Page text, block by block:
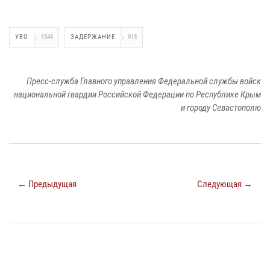
УВО 1549 ЗАДЕРЖАНИЕ 913
Пресс-служба Главного управления Федеральной службы войск
национальной гвардии Российской Федерации по Республике Крым
и городу Севастополю
← Предыдущая Следующая →